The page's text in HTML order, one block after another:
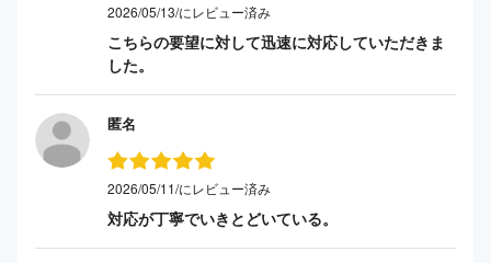
2026/05/13/にレビュー済み
こちらの要望に対して迅速に対応していただきま
した。
匿名
2026/05/11/にレビュー済み
対応が丁寧でいきとどいている。